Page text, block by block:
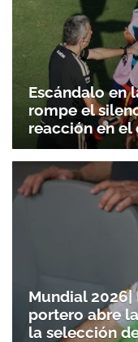
Escándalo en
rompe el
reacción en el
Mundial 2026|
portero abre
la selección